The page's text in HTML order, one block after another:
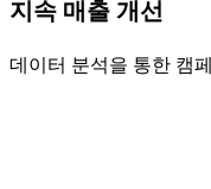
지속 매출 개선
데이터 분석을 통한 캠